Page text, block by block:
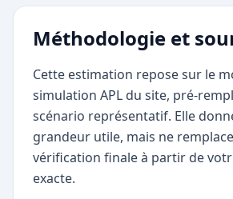
Méthodologie et
Cette estimation repose sur le
simulation APL du site, pré-
scénario représentatif. Elle
grandeur utile, mais ne
vérification finale à partir de
exacte.